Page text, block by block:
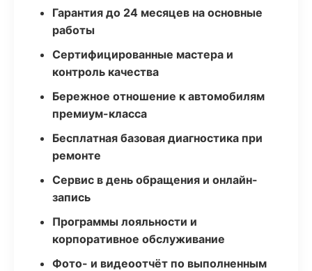
Гарантия до 24 месяцев на основные
работы
Сертифицированные мастера и
контроль качества
Бережное отношение к автомобилям
премиум-класса
Бесплатная базовая диагностика при
ремонте
Сервис в день обращения и онлайн-
запись
Программы лояльности и
корпоративное обслуживание
Фото- и видеоотчёт по выполненным